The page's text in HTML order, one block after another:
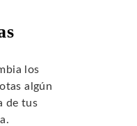
los
algún
de tus